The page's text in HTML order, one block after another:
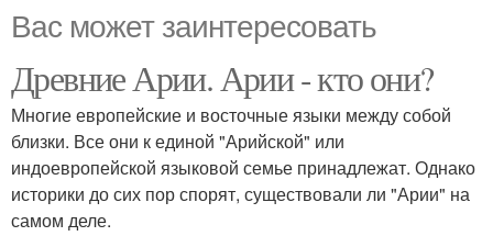
Вас может заинтересовать
Древние Арии. Арии - кто они?
Многие европейские и восточные языки между собой
близки. Все они к единой "Арийской" или
индоевропейской языковой семье принадлежат. Однако
историки до сих пор спорят, существовали ли "Арии" на
самом деле.